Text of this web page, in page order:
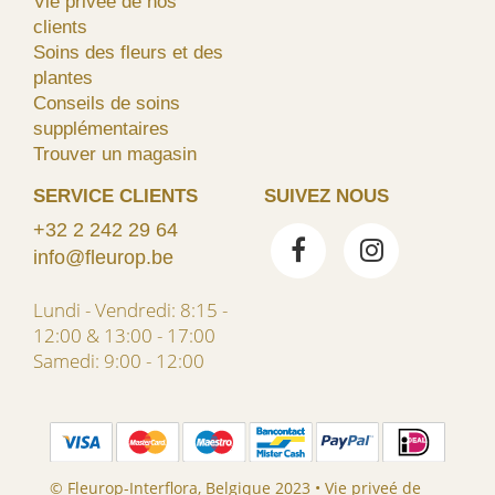
clients
Soins des fleurs et des
plantes
Conseils de soins
supplémentaires
Trouver un magasin
SERVICE CLIENTS
+32 2 242 29 64
info@fleurop.be
Lundi - Vendredi: 8:15 -
12:00 & 13:00 - 17:00
Samedi: 9:00 - 12:00
SUIVEZ NOUS
© Fleurop-Interflora, Belgique 2023 • Vie priveé de